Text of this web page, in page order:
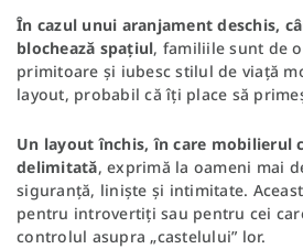
În cazul unui aranjament deschis,
blochează spațiul, familiile sunt de
primitoare și iubesc stilul de viață
layout, probabil că îți place să
Un layout închis, în care mobilierul
delimitată, exprimă la oameni mai
siguranță, liniște și intimitate.
pentru introvertiți sau pentru cei
controlul asupra „castelului” lor.